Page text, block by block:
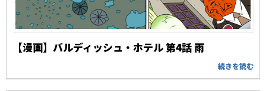
【漫画】バルディッシュ・ホテル 第4話 雨
続きを読む